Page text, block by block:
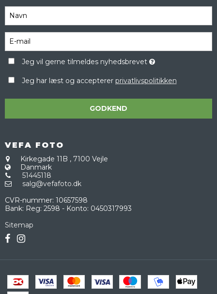
Jeg vil gerne tilmeldes nyhedsbrevet
Jeg har læst og accepterer privatlivspolitikken
GODKEND
VEFA FOTO
Kirkegade 11B , 7100 Vejle
Danmark
51445118
salg@vefafoto.dk
CVR-nummer: 10657598
Bank: Reg: 2598 - Konto: 0450317993
Sitemap